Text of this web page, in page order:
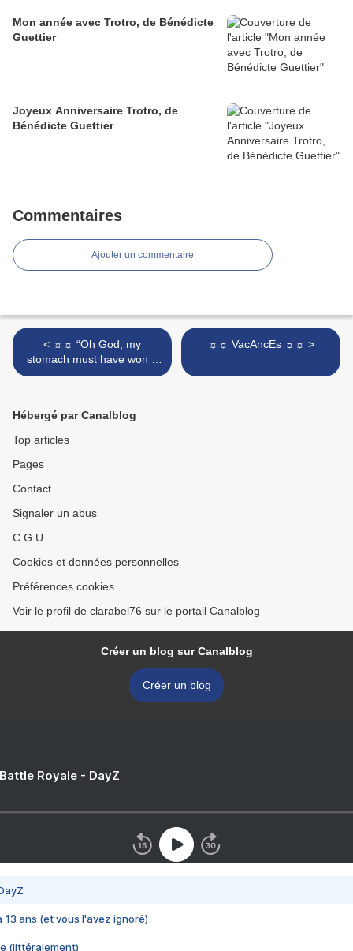
Mon année avec Trotro, de Bénédicte
Guettier
Joyeux Anniversaire Trotro, de
Bénédicte Guettier
Commentaires
Ajouter un commentaire
< ☼☼ “Oh God, my
stomach must have won a
medal- it's doing a lap of
☼☼ VacAncEs ☼☼ >
Hébergé par Canalblog
Top articles
Pages
Contact
Signaler un abus
C.G.U.
Cookies et données personnelles
Préférences cookies
Voir le profil de clarabel76 sur le portail Canalblog
Créer un blog sur Canalblog
Créer un blog
Royale - DayZ
13 ans (et vous l'avez ignoré)
(littéralement)